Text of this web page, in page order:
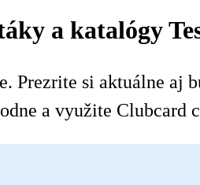
a katalógy
Prezrite si aktuálne aj
a využite Clubcard